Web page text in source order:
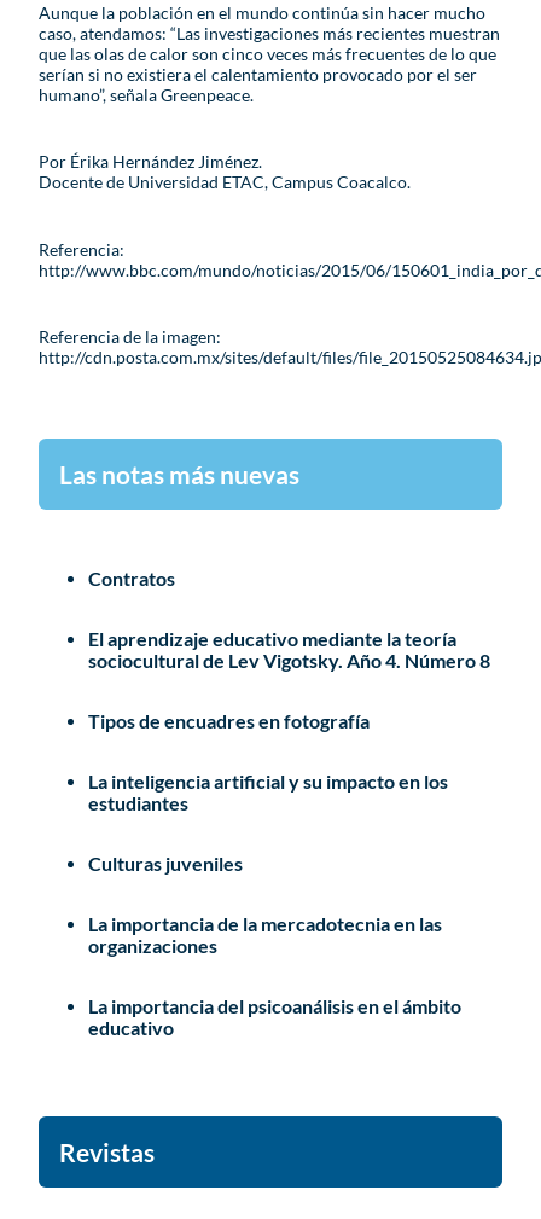
Aunque la población en el mundo continúa sin hacer mucho
caso, atendamos: “Las investigaciones más recientes muestran
que las olas de calor son cinco veces más frecuentes de lo que
serían si no existiera el calentamiento provocado por el ser
humano”, señala Greenpeace.
Por Érika Hernández Jiménez.
Docente de Universidad ETAC, Campus Coacalco.
Referencia:
http://www.bbc.com/mundo/noticias/2015/06/
Referencia de la imagen:
http://cdn.posta.com.mx/sites/default/files/
Las notas más nuevas
Contratos
El aprendizaje educativo mediante la teoría
sociocultural de Lev Vigotsky. Año 4. Número 8
Tipos de encuadres en fotografía
La inteligencia artificial y su impacto en los
estudiantes
Culturas juveniles
La importancia de la mercadotecnia en las
organizaciones
La importancia del psicoanálisis en el ámbito
educativo
Revistas